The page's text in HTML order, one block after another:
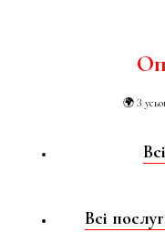
🌍 З
Всі